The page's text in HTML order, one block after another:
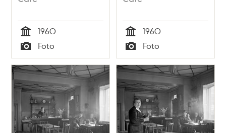
Tid
1960
Typ
Foto Tid
1960
Typ
Foto